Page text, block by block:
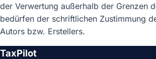
der Verwertung außerhalb der Grenzen
bedürfen der schriftlichen Zustimmung
Autors bzw. Erstellers.
TaxPilot